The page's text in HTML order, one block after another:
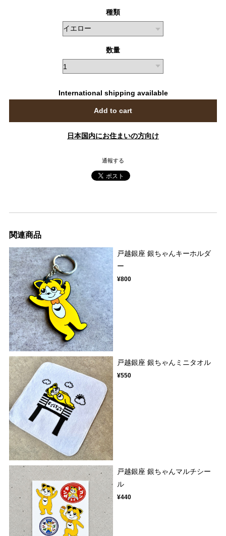
種類
数量
International shipping available
Add to cart
日本国内にお住まいの方向け
通報する
関連商品
戸越銀座 銀ちゃんキーホルダ
ー
¥800
戸越銀座 銀ちゃんミニタオル
¥550
戸越銀座 銀ちゃんマルチシー
ル
¥440